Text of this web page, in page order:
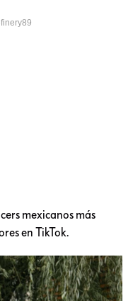
mexicanos más
en TikTok.